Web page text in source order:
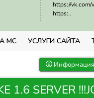
https://vk.com/
https:..
МС УСЛУГИ САЙТА
1.6 SERVER